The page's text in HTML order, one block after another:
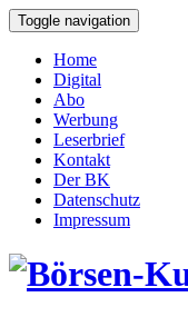
Toggle navigation
Home
Digital
Abo
Werbung
Leserbrief
Kontakt
Der BK
Datenschutz
Impressum